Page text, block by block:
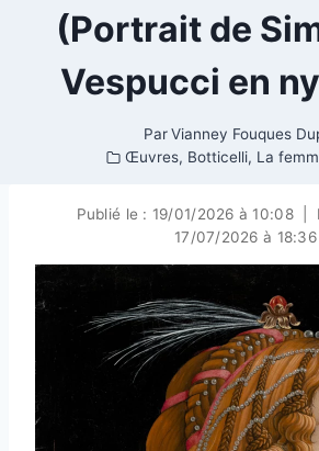
(Portrait de
Vespucci en
ParVianney Fouques
Œuvres, Botticelli, La
Publié le : 19/01/2026 à 10:08|
17/07/2026 à 18:36